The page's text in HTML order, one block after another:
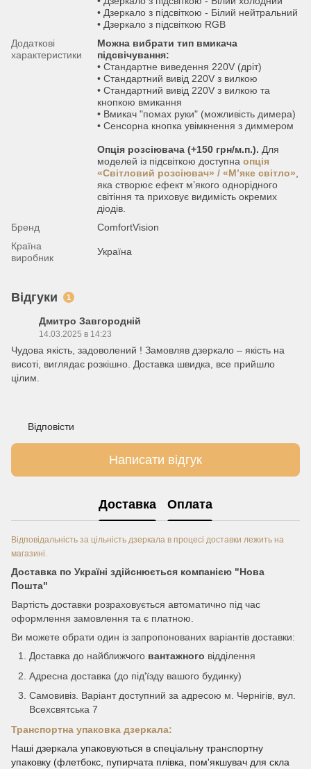
• Дзеркало з підсвіткою - Білий нейтральний
• Дзеркало з підсвіткою RGB
Додаткові
характеристики
Можна вибрати тип вмикача
підсвічування:
• Стандартне виведення 220V (дріт)
• Стандартний вивід 220V з вилкою
• Стандартний вивід 220V з вилкою та
кнопкою вмикання
• Вмикач "помах руки" (можливість димера)
• Сенсорна кнопка увімкнення з диммером
Опція розсіювача (+150 грн/м.п.). Для
моделей із підсвіткою доступна опція
«Світловий розсіювач» / «М’яке світло»,
яка створює ефект м’якого однорідного
світіння та приховує видимість окремих
діодів.
Бренд
ComfortVision
Країна
виробник
Україна
Відгуки 1
Дмитро Завгородній
14.03.2025 в 14:23
Чудова якість, задоволений ! Замовляв дзеркало – якість на
висоті, виглядає розкішно. Доставка швидка, все прийшло
цілим.
Відповісти
Написати відгук
Доставка Оплата
Відповідальність за цільність дзеркала в процесі доставки лежить на
магазині.
Доставка по Україні здійснюється компанією "Нова
Пошта"
Вартість доставки розраховується автоматично під час
оформлення замовлення та є платною.
Ви можете обрати один із запропонованих варіантів доставки:
Доставка до найближчого вантажного відділення
Адресна доставка (до під'їзду вашого будинку)
Самовивіз. Варіант доступний за адресою м. Чернігів, вул.
Всехсвятська 7
Транспортна упаковка дзеркала:
Наші дзеркала упаковуються в спеціальну транспортну
упаковку (флетбокс, пупирчата плівка, пом'якшувач для скла